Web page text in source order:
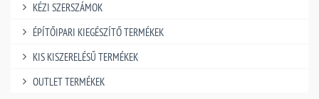
KÉZI SZERSZÁMOK
ÉPÍTŐIPARI KIEGÉSZÍTŐ TERMÉKEK
KIS KISZERELÉSŰ TERMÉKEK
OUTLET TERMÉKEK